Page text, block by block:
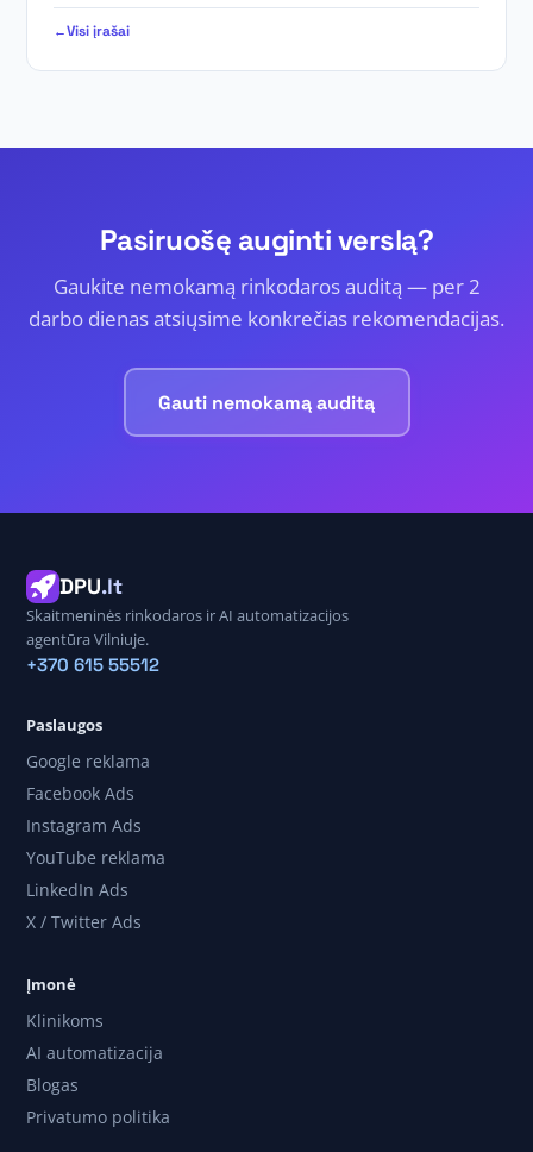
Visi įrašai
Pasiruošę auginti verslą?
Gaukite nemokamą rinkodaros auditą — per 2
darbo dienas atsiųsime konkrečias rekomendacijas.
Gauti nemokamą auditą
DPU.lt
Skaitmeninės rinkodaros ir AI automatizacijos
agentūra Vilniuje.
+370 615 55512
Paslaugos
Google reklama
Facebook Ads
Instagram Ads
YouTube reklama
LinkedIn Ads
X / Twitter Ads
Įmonė
Klinikoms
AI automatizacija
Blogas
Privatumo politika